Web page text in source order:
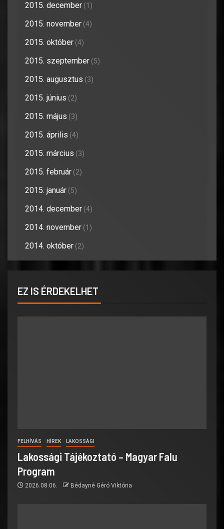
2015. december (1)
2015. november (4)
2015. október (4)
2015. szeptember (5)
2015. augusztus (3)
2015. június (2)
2015. május (3)
2015. április (4)
2015. március (3)
2015. február (2)
2015. január (5)
2014. december (4)
2014. november (1)
2014. október (2)
EZ IS ÉRDEKELHET
FELHÍVÁS HÍREK LAKOSSÁGI
Lakossági Tájékoztató – Magyar Falu
Program
2026.08.06. Bédayné Géró Viktória